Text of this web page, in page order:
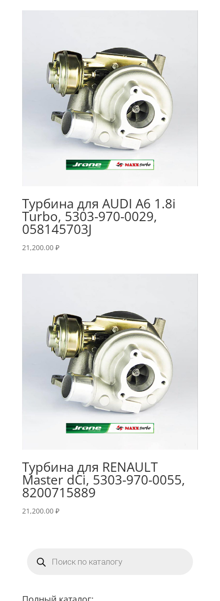
Турбина для AUDI A6 1.8i
Turbo, 5303-970-0029,
058145703J
21,200.00 ₽
Турбина для RENAULT
Master dCi, 5303-970-0055,
8200715889
21,200.00 ₽
товаров